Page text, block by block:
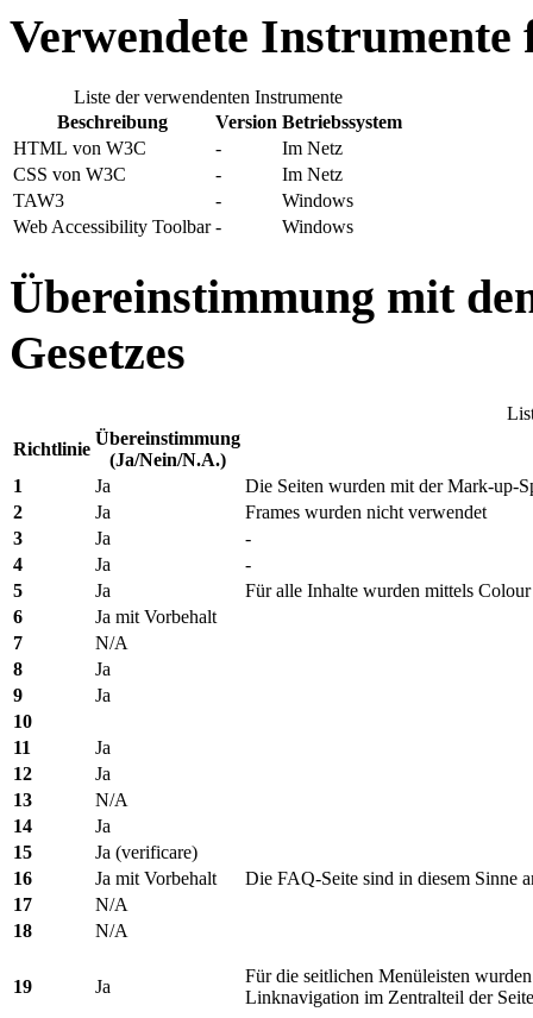
Verwendete
Liste der verwendenten Instrumente
Beschreibung
Version Betriebssystem
HTML von W3C
-
Im Netz
CSS von W3C
-
Im Netz
TAW3
-
Windows
Web Accessibility Toolbar - Windows
Übereinstimmung mit
Gesetzes
Richtlinie
Übereinstimmung
(Ja/Nein/N.A.)
1
Ja
Die Seiten wurden mit der Mark-up-
2
Ja
Frames wurden nicht verwendet
3
Ja
-
4
Ja
-
5
Ja
Für alle Inhalte wurden mittels
6
Ja mit Vorbehalt
7
N/A
8
Ja
9
Ja
10
11
Ja
12
Ja
13
N/A
14
Ja
15
Ja (verificare)
16
Ja mit Vorbehalt
Die FAQ-Seite sind in diesem Sinne
17
N/A
18
N/A
19 Ja
Für die seitlichen Menüleisten
Linknavigation im Zentralteil der